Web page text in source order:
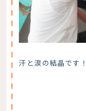
汗と涙の結晶です！